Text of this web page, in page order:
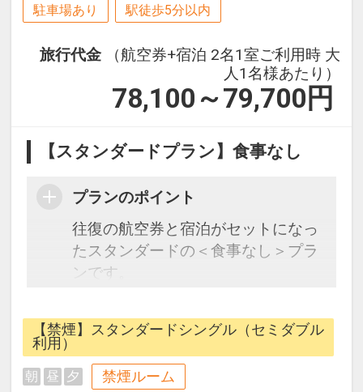
駐車場あり 駅徒歩5分以内
旅行代金
（航空券+宿泊 2名1室ご利用時 大
人1名様あたり）
78,100～79,700 円
【スタンダードプラン】食事なし
プランのポイント
往復の航空券と宿泊がセットになっ
たスタンダードの＜食事なし＞プラ
ンです。
できるダイナミックパッケージだか
ら、一都市滞在はもちろん周遊旅行
にも最適！
旅行期間中の1泊だけの宿泊や延
【禁煙】スタンダードシングル（セミダブル
利用）
朝 昼 夕 禁煙ルーム